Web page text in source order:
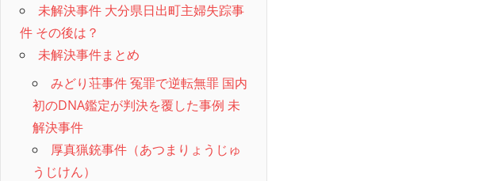
未解決事件 大分県日出町主婦失踪事
件 その後は？
未解決事件まとめ
みどり荘事件 冤罪で逆転無罪 国内
初のDNA鑑定が判決を覆した事例 未
解決事件
厚真猟銃事件（あつまりょうじゅ
うじけん）